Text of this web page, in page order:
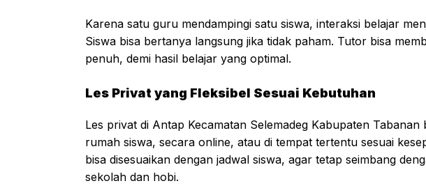
Karena satu guru mendampingi satu siswa, interaksi belajar
Siswa bisa bertanya langsung jika tidak paham. Tutor bisa
penuh, demi hasil belajar yang optimal.
Les Privat yang Fleksibel Sesuai Kebutuhan
Les privat di Antap Kecamatan Selemadeg Kabupaten Tabanan
rumah siswa, secara online, atau di tempat tertentu sesuai
bisa disesuaikan dengan jadwal siswa, agar tetap seimbang
sekolah dan hobi.